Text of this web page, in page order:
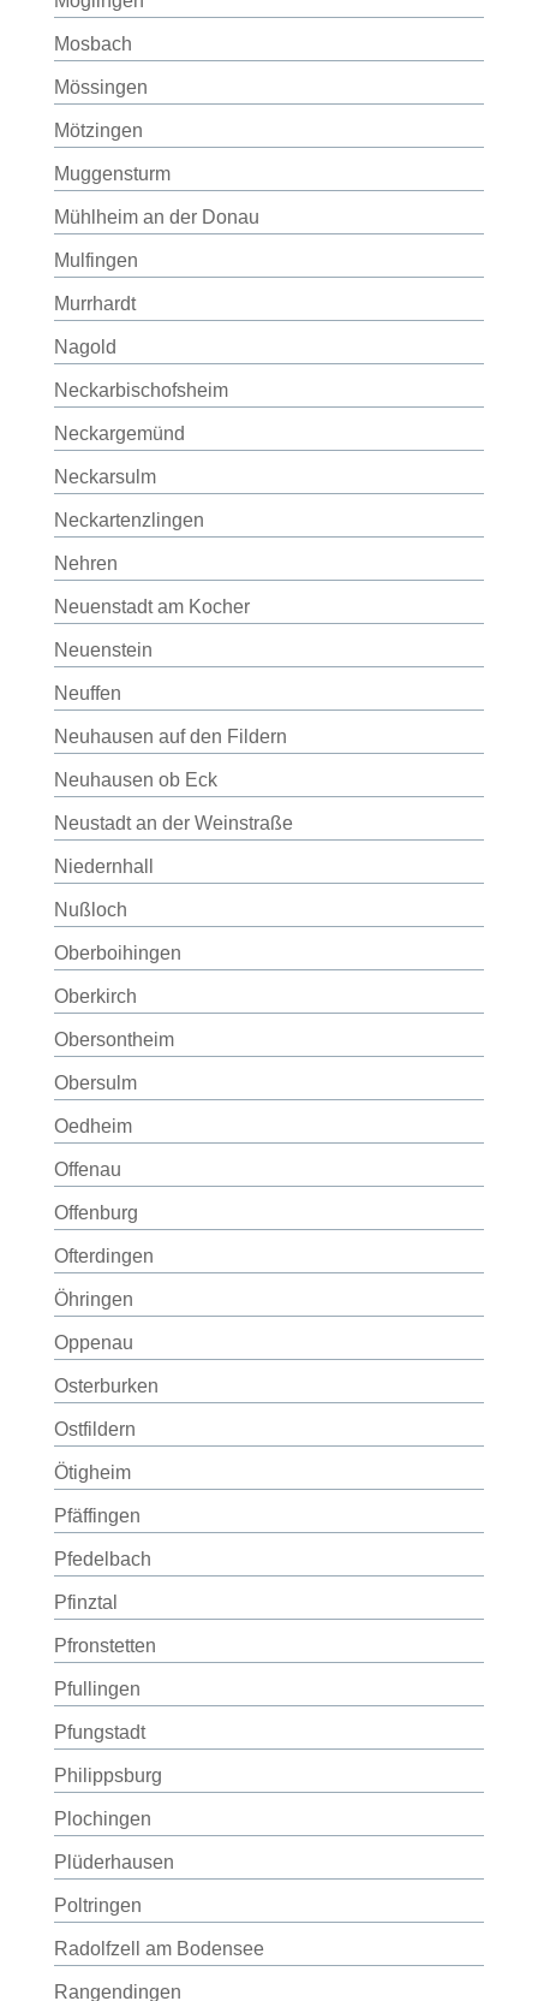
Mosbach
Mössingen
Mötzingen
Muggensturm
Mühlheim an der Donau
Mulfingen
Murrhardt
Nagold
Neckarbischofsheim
Neckargemünd
Neckarsulm
Neckartenzlingen
Nehren
Neuenstadt am Kocher
Neuenstein
Neuffen
Neuhausen auf den Fildern
Neuhausen ob Eck
Neustadt an der Weinstraße
Niedernhall
Nußloch
Oberboihingen
Oberkirch
Obersontheim
Obersulm
Oedheim
Offenau
Offenburg
Ofterdingen
Öhringen
Oppenau
Osterburken
Ostfildern
Ötigheim
Pfäffingen
Pfedelbach
Pfinztal
Pfronstetten
Pfullingen
Pfungstadt
Philippsburg
Plochingen
Plüderhausen
Poltringen
Radolfzell am Bodensee
Rangendingen